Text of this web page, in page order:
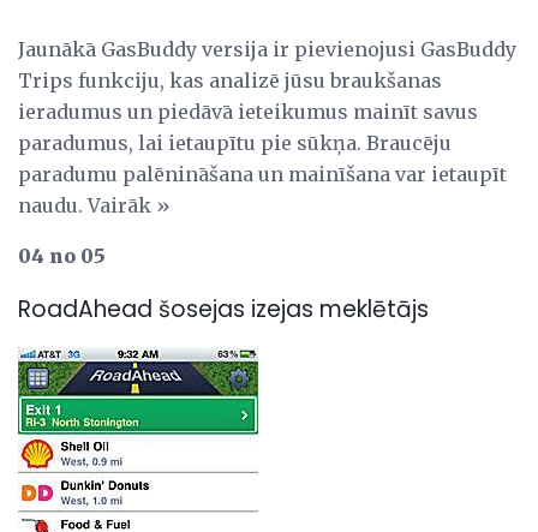
Jaunākā GasBuddy versija ir pievienojusi GasBuddy
Trips funkciju, kas analizē jūsu braukšanas
ieradumus un piedāvā ieteikumus mainīt savus
paradumus, lai ietaupītu pie sūkņa. Braucēju
paradumu palēnināšana un mainīšana var ietaupīt
naudu. Vairāk »
04 no 05
RoadAhead šosejas izejas meklētājs